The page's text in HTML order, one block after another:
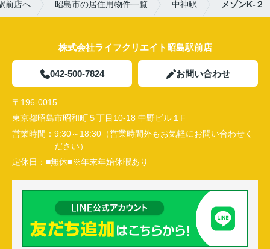
前店へ 昭島市の居住用物件一覧 中神駅 メゾンK-２
株式会社ライフクリエイト昭島駅前店
042-500-7824 お問い合わせ
〒196-0015
東京都昭島市昭和町５丁目10-18 中野ビル１F
営業時間： 9:30～18:30（営業時間外もお気軽にお問い合わせく
ださい）
定休日： ■無休■※年末年始休暇あり